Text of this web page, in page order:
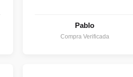
Pablo
Compra Verificada